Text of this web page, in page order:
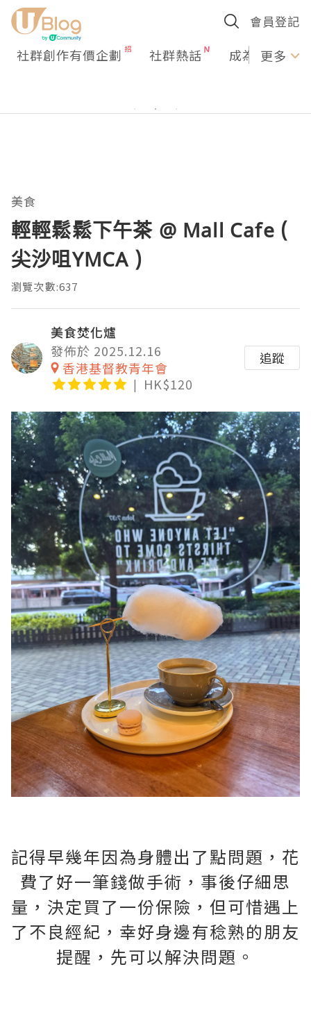
會員登記
社群創作有價企劃 社群熱話 成為U更多
美食
輕輕鬆鬆下午茶 @ Mall Cafe (
尖沙咀YMCA )
瀏覽次數:637
美食焚化爐
發佈於 2025.12.16
香港基督教青年會
HK$120
追蹤
記得早幾年因為身體出了點問題，花
費了好一筆錢做手術，事後仔細思
量，決定買了一份保險，但可惜遇上
了不良經紀，幸好身邊有稔熟的朋友
提醒，先可以解決問題。